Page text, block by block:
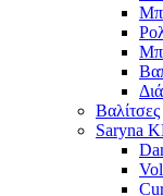
Βαλίτσες
Saryna